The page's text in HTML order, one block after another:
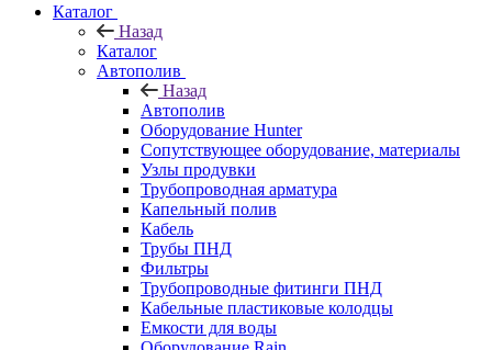
Каталог
Назад
Каталог
Автополив
Назад
Автополив
Оборудование Hunter
Сопутствующее оборудование, материалы
Узлы продувки
Трубопроводная арматура
Капельный полив
Кабель
Трубы ПНД
Фильтры
Трубопроводные фитинги ПНД
Кабельные пластиковые колодцы
Емкости для воды